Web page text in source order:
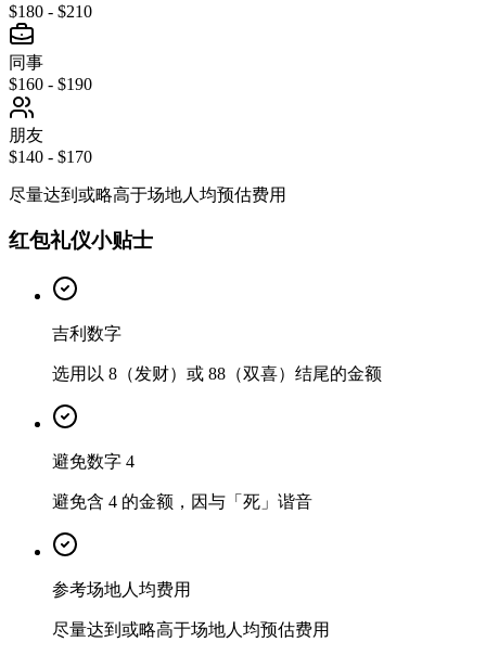
$180 - $210
同事
$160 - $190
朋友
$140 - $170
尽量达到或略高于场地人均预估费用
红包礼仪小贴士
吉利数字
选用以 8（发财）或 88（双喜）结尾的金额
避免数字 4
避免含 4 的金额，因与「死」谐音
参考场地人均费用
尽量达到或略高于场地人均预估费用